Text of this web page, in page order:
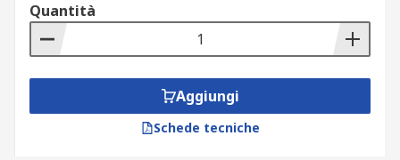
Quantità
Aggiungi
Schede tecniche